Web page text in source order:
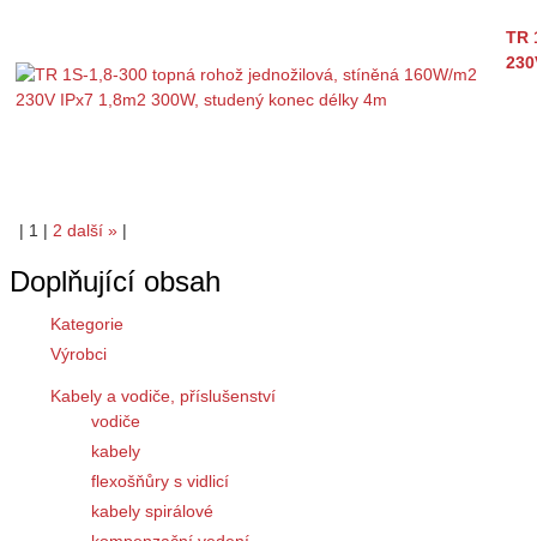
TR
| 1 | 2 další » |
Doplňující obsah
Kategorie
Výrobci
Kabely a vodiče, příslušenství
vodiče
kabely
flexošňůry s vidlicí
kabely spirálové